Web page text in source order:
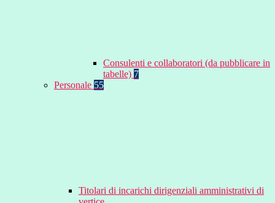
Consulenti e collaboratori (da pubblicare in
tabelle) 7
Personale 55
Titolari di incarichi dirigenziali amministrativi di